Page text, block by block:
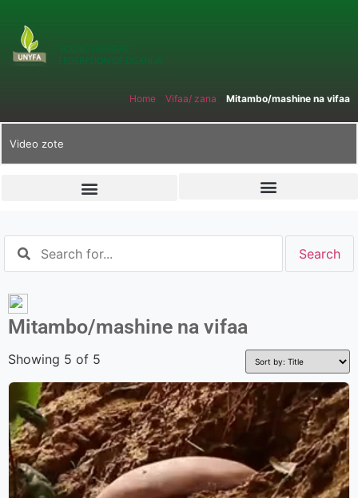
Home Vifaa/ zana Mitambo/mashine na vifaa
Video zote
Mitambo/mashine na vifaa
Showing 5 of 5